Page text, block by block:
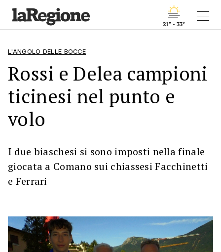
21° - 33°
L'ANGOLO DELLE BOCCE
Rossi e Delea campioni
ticinesi nel punto e
volo
I due biaschesi si sono imposti nella finale
giocata a Comano sui chiassesi Facchinetti
e Ferrari